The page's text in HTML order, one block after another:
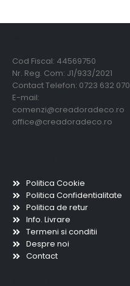
Cod Fiscal: 44569750
Nr. Reg. Com: J1/933/2021
Contact Telefon: 0723 632 070
E-mail:
comenzi@creadoradeco.ro
office@creadoradeco.ro
Politica Cookie
Politica Confidentialitate
Politica de retur
Info. Livrare
Termeni si conditii
Despre noi
Contact